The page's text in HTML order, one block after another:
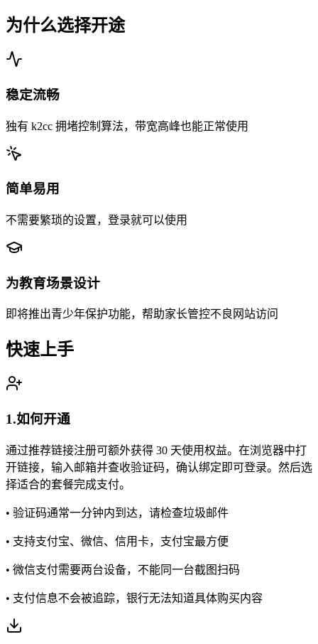
为什么选择开途
稳定流畅
独有 k2cc 拥堵控制算法，带宽高峰也能正常使用
简单易用
不需要繁琐的设置，登录就可以使用
为教育场景设计
即将推出青少年保护功能，帮助家长管控不良网站访问
快速上手
1.如何开通
通过推荐链接注册可额外获得 30 天使用权益。在浏览器中打
开链接，输入邮箱并查收验证码，确认绑定即可登录。然后选
择适合的套餐完成支付。
• 验证码通常一分钟内到达，请检查垃圾邮件
• 支持支付宝、微信、信用卡，支付宝最方便
• 微信支付需要两台设备，不能同一台截图扫码
• 支付信息不会被追踪，银行无法知道具体购买内容